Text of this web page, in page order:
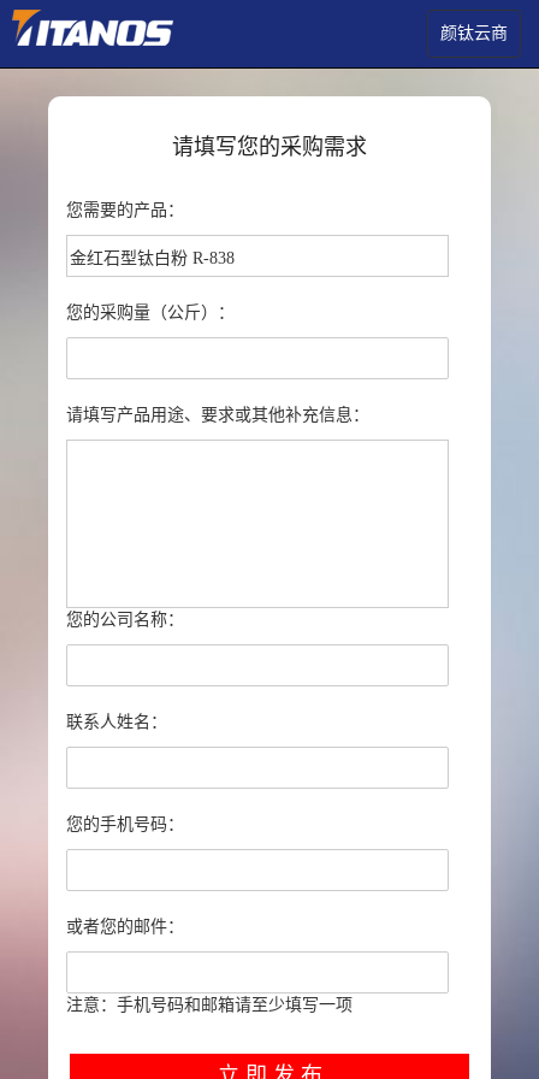
颜钛云商
请填写您的采购需求
您需要的产品：
您的采购量（公斤）：
请填写产品用途、要求或其他补充信息：
您的公司名称：
联系人姓名：
您的手机号码：
或者您的邮件：
注意：手机号码和邮箱请至少填写一项